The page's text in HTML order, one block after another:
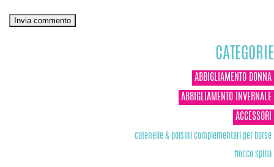
CATEGORIE
ABBIGLIAMENTO DONNA
ABBIGLIAMENTO INVERNALE
ACCESSORI
catenelle & polsini complementari per borse
fiocco spilla